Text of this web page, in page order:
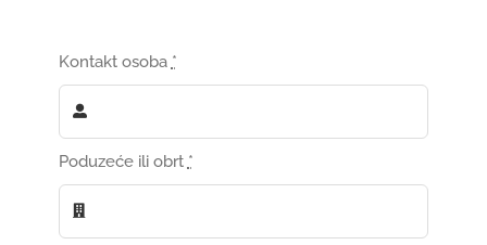
GRADNJA I OPREMANJE
REFERENCE
KARIJERE
Kontakt osoba *
Poduzeće ili obrt *